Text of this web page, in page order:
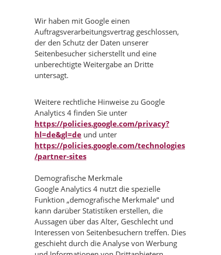
Wir haben mit Google einen
Auftragsverarbeitungsvertrag geschlossen,
der den Schutz der Daten unserer
Seitenbesucher sicherstellt und eine
unberechtigte Weitergabe an Dritte
untersagt.
Weitere rechtliche Hinweise zu Google
Analytics 4 finden Sie unter
https://policies.google.com/privacy?
hl=de&gl=de und unter
https://policies.google.com/technologies
/partner-sites
Demografische Merkmale
Google Analytics 4 nutzt die spezielle
Funktion „demografische Merkmale“ und
kann darüber Statistiken erstellen, die
Aussagen über das Alter, Geschlecht und
Interessen von Seitenbesuchern treffen. Dies
geschieht durch die Analyse von Werbung